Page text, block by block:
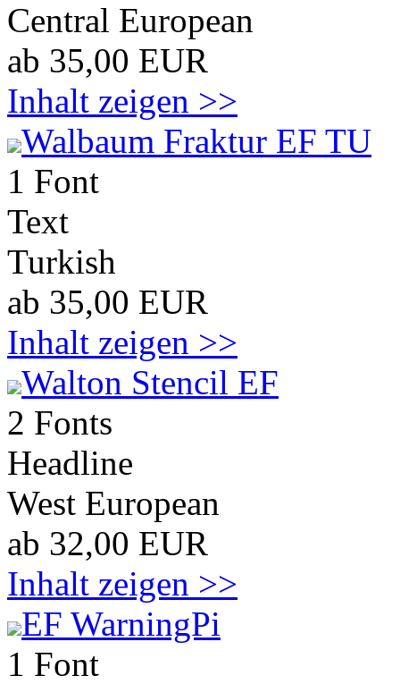
Central European
ab 35,00 EUR
Inhalt zeigen >>
Walbaum Fraktur EF TU
1 Font
Text
Turkish
ab 35,00 EUR
Inhalt zeigen >>
Walton Stencil EF
2 Fonts
Headline
West European
ab 32,00 EUR
Inhalt zeigen >>
EF WarningPi
1 Font